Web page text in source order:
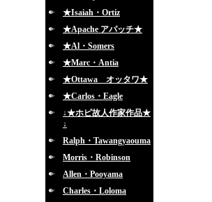
★Isaiah・Ortiz
★Apache アパッチ★
★Al・Somers
★Marc・Antia
★Ottawa オッタワ★
★Carlos・Eagle
↓★ホピ故人作家作品★
↓
Ralph・Tawangyaouma
Morris・Robinson
Allen・Pooyama
Charles・Loloma